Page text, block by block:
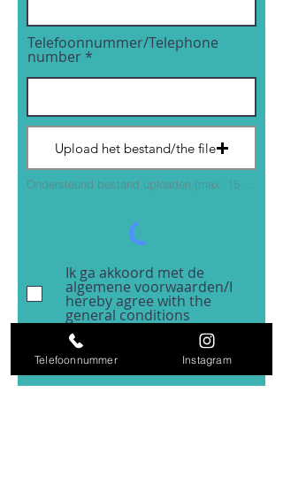
Telefoonnummer/Telephone
number
Upload het bestand/the file
Ondersteund bestand uploaden (max. 15 MB)
Ik ga akkoord met de
algemene voorwaarden/I
hereby agree with the
general conditions
Telefoonnummer Instagram